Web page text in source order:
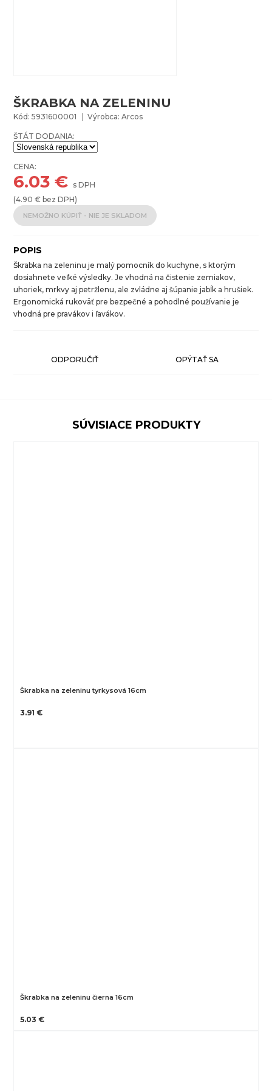
ŠKRABKA NA ZELENINU
Kód: 5931600001 | Výrobca: Arcos
ŠTÁT DODANIA:
CENA:
6.03 € s DPH
(4.90 € bez DPH)
NEMOŽNO KÚPIŤ - NIE JE SKLADOM
POPIS
Škrabka na zeleninu je malý pomocník do kuchyne, s ktorým
dosiahnete veľké výsledky. Je vhodná na čistenie zemiakov,
uhoriek, mrkvy aj petržlenu, ale zvládne aj šúpanie jabĺk a hrušiek.
Ergonomická rukoväť pre bezpečné a pohodlné používanie je
vhodná pre pravákov i ľavákov.
ODPORUČIŤ OPÝTAŤ SA
SÚVISIACE PRODUKTY
Škrabka na zeleninu tyrkysová 16cm
3.91 €
Škrabka na zeleninu čierna 16cm
5.03 €